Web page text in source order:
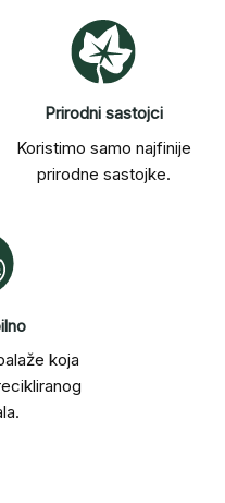
Prirodni sastojci
Koristimo samo najfinije
prirodne sastojke.
koja